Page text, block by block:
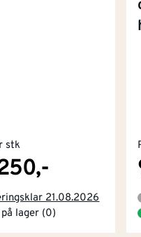
stk
21.08.2026
lager (0)